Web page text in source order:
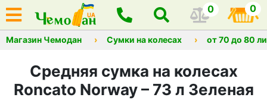
0 0
Магазин Чемодан Сумки на колесах от 70 до 80
Средняя сумка на колесах
Roncato Norway – 73 л Зеленая